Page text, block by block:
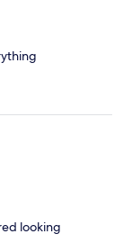
looking